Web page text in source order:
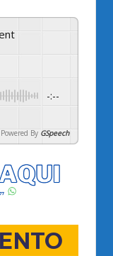
-:--
Powered By GSpeech